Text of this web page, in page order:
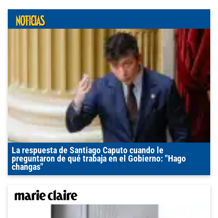
La respuesta de Santiago Caputo cuando le
preguntaron de qué trabaja en el Gobierno: "Hago
changas"